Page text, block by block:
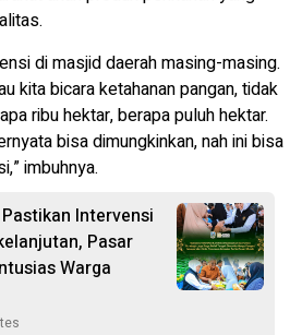
di masjid daerah masing-masing.
kita bicara ketahanan pangan, tidak
ribu hektar, berapa puluh hektar.
bisa dimungkinkan, nah ini bisa
imbuhnya.
Intervensi
Pasar
Warga